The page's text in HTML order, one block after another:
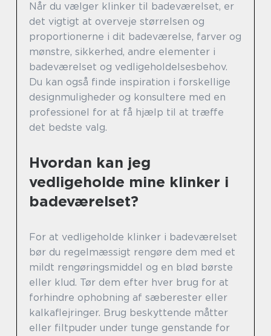
Når du vælger klinker til badeværelset, er
det vigtigt at overveje størrelsen og
proportionerne i dit badeværelse, farver og
mønstre, sikkerhed, andre elementer i
badeværelset og vedligeholdelsesbehov.
Du kan også finde inspiration i forskellige
designmuligheder og konsultere med en
professionel for at få hjælp til at træffe
det bedste valg.
Hvordan kan jeg
vedligeholde mine klinker i
badeværelset?
For at vedligeholde klinker i badeværelset
bør du regelmæssigt rengøre dem med et
mildt rengøringsmiddel og en blød børste
eller klud. Tør dem efter hver brug for at
forhindre ophobning af sæberester eller
kalkaflejringer. Brug beskyttende måtter
eller filtpuder under tunge genstande for